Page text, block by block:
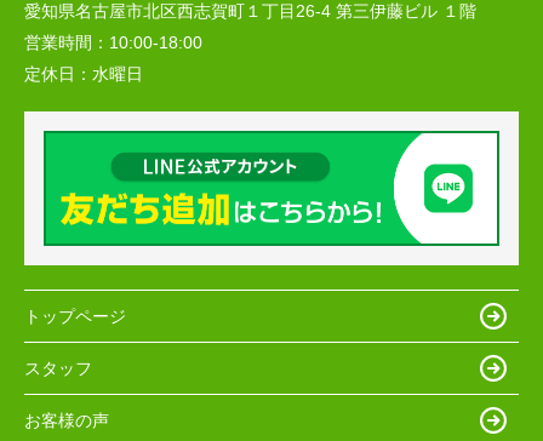
愛知県名古屋市北区西志賀町１丁目26-4 第三伊藤ビル １階
営業時間： 10:00‐18:00
定休日： 水曜日
トップページ
スタッフ
お客様の声